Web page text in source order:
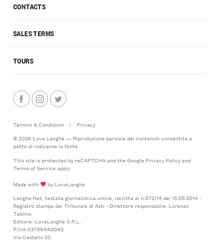
CONTACTS
SALES TERMS
TOURS
Termini & Condizioni |
Privacy
© 2026 Love Langhe — Riproduzione parziale dei contenuti consentita a
patto di indicarne la fonte
This site is protected by reCAPTCHA and the Google Privacy Policyand
Terms of Serviceapply
Made with
by LoveLanghe
Langhe.Net, testata giornalistica online, iscritta al n.672/14 del 15.05.2014 -
Registro stampa del Tribunale di Asti - Direttore responsabile: Lorenzo
Tablino.
Editore: LoveLanghe S.R.L.
P.IVA 03796440042
Via Castello 20